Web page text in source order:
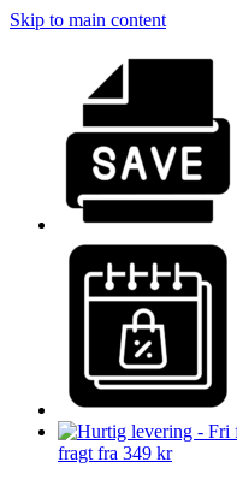
Skip to main content
fragt fra 349 kr